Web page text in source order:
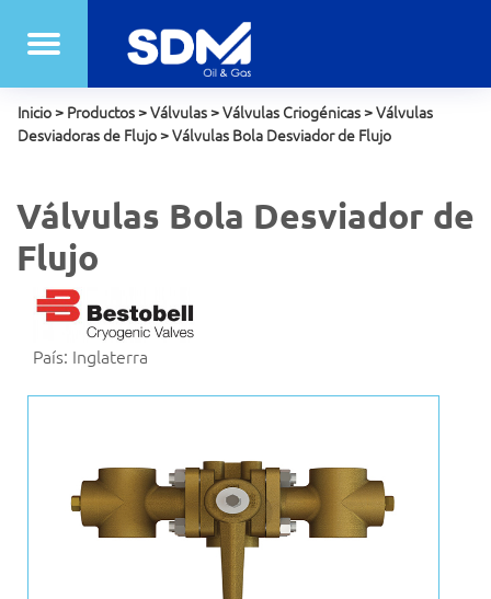
Inicio> Productos>Válvulas>Válvulas Criogénicas>Válvulas
Desviadoras de Flujo>Válvulas Bola Desviador de Flujo
Válvulas Bola Desviador de
Flujo
País: Inglaterra